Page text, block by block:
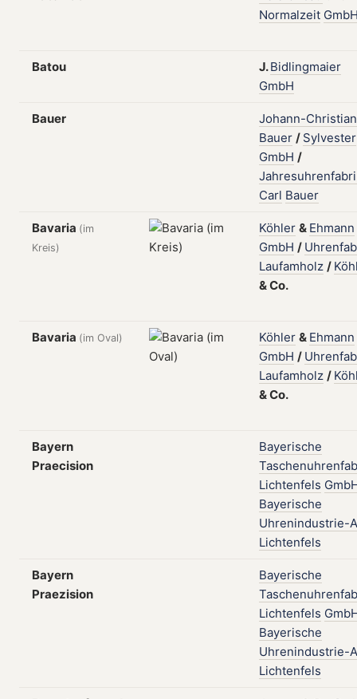
Normalzeit
Batou J.Bidlingmaier
GmbH
Bauer
Johann-Christian
Bauer / Sylvester
GmbH /
Carl Bauer
Bavaria (im
Kreis)
Köhler & Ehmann
GmbH /
Laufamholz /
&Co.
Bavaria (im Oval) Köhler & Ehmann
GmbH /
Laufamholz /
&Co.
Bayern
Praecision
Bayerische
Lichtenfels
Bayerische
Uhrenindustrie-
Lichtenfels
Bayern
Praezision
Bayerische
Lichtenfels
Bayerische
Uhrenindustrie-
Lichtenfels